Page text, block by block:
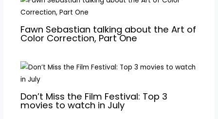
Fawn Sebastian talking about the Art of
Color Correction, Part One
Don’t Miss the Film Festival: Top 3
movies to watch in July